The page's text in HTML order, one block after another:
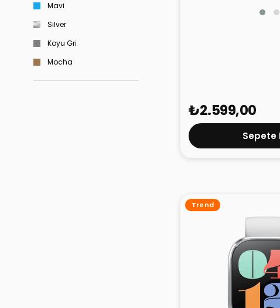
Mavi
Silver
Koyu Gri
Mocha
₺2.599,00
Sepete
Trend